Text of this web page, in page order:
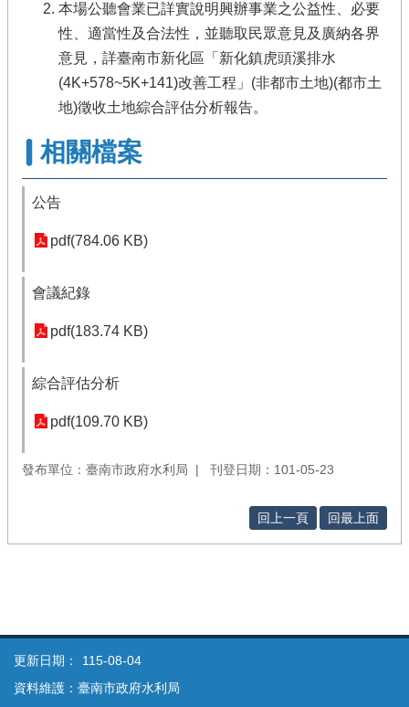
本場公聽會業已詳實說明興辦事業之公益性、必要
性、適當性及合法性，並聽取民眾意見及廣納各界
意見，詳臺南市新化區「新化鎮虎頭溪排水
(4K+578~5K+141)改善工程」(非都市土地)(都市土
地)徵收土地綜合評估分析報告。
相關檔案
公告
pdf(784.06 KB)
會議紀錄
pdf(183.74 KB)
綜合評估分析
pdf(109.70 KB)
發布單位：臺南市政府水利局 刊登日期：101-05-23
回上一頁 回最上面
更新日期：
115-08-04
資料維護：臺南市政府水利局